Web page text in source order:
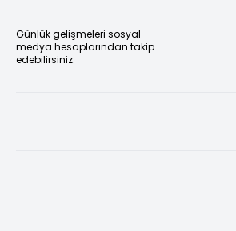
Günlük gelişmeleri sosyal
medya hesaplarından takip
edebilirsiniz.